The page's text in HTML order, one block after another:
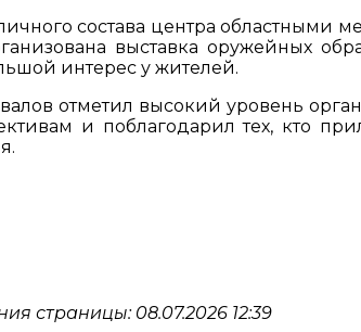
состава центра областными
выставка оружейных
интерес у жителей.
отметил высокий уровень
и поблагодарил тех, кто
страницы: 08.07.2026 12:39